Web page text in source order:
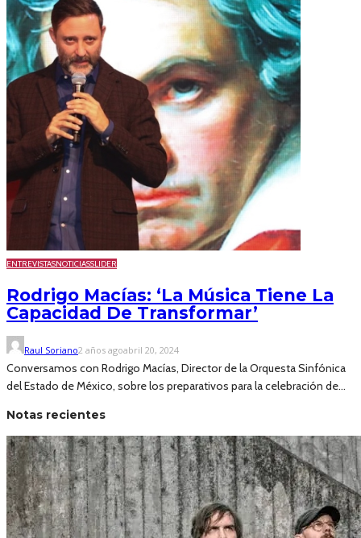
ENTREVISTASNOTICIASSLIDER
Rodrigo Macías: ‘La Música Tiene La
Capacidad De Transformar’
Raul Soriano2 años agoabril 20, 2024
Conversamos con Rodrigo Macías, Director de la Orquesta Sinfónica
del Estado de México, sobre los preparativos para la celebración de...
Notas recientes